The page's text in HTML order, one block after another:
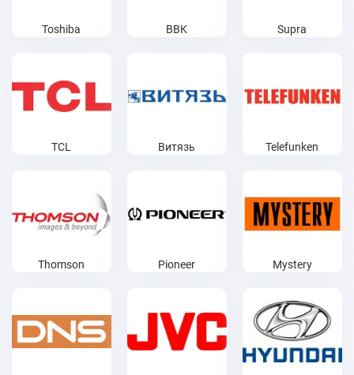
Toshiba BBK Supra
TCL Витязь Telefunken
Thomson Pioneer Mystery